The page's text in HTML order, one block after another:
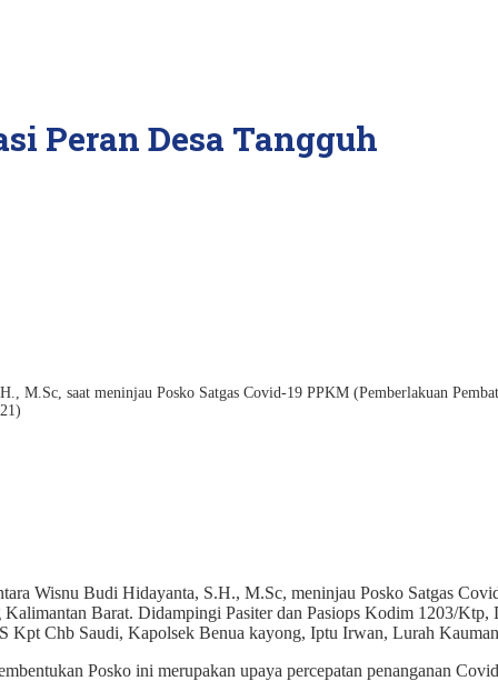
Peran Desa Tangguh
M.Sc, saat meninjau Posko Satgas Covid-19 PPKM (Pemberlakuan
Wisnu Budi Hidayanta, S.H., M.Sc, meninjau Posko Satgas
Barat. Didampingi Pasiter dan Pasiops Kodim 1203/
Kpt Chb Saudi, Kapolsek Benua kayong, Iptu Irwan, Lurah
Posko ini merupakan upaya percepatan penanganan